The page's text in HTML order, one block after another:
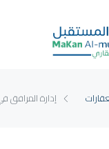
إدارة المرافق